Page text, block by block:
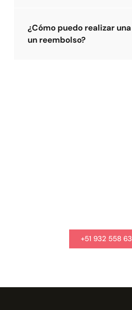
¿Cómo puedo realizar
un reembolso?
+51 932 558